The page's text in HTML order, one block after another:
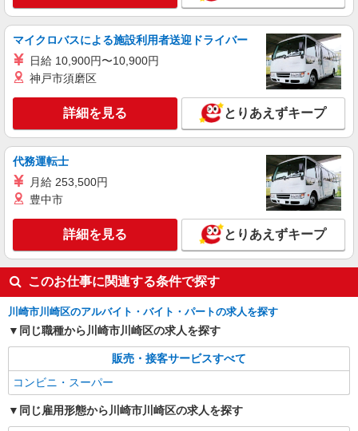
惣菜
時給1,255円 日曜・祝日は+100円
ライフ川崎大島店 神奈川県川崎市川崎区大島
4-3-1
キープ 詳細を見る
マイクロバスによる施設利用者送迎ドライバー
日給 10,900円〜10,900円
神戸市須磨区
詳細を見る とりあえずキープ
代務運転士
月給 253,500円
豊中市
詳細を見る とりあえずキープ
このお仕事に関連する条件で探す
川崎市川崎区のアルバイト・バイト・パートの求人を探す
同じ職種から川崎市川崎区の求人を探す
販売・接客サービスすべて
コンビニ・スーパー
同じ雇用形態から川崎市川崎区の求人を探す